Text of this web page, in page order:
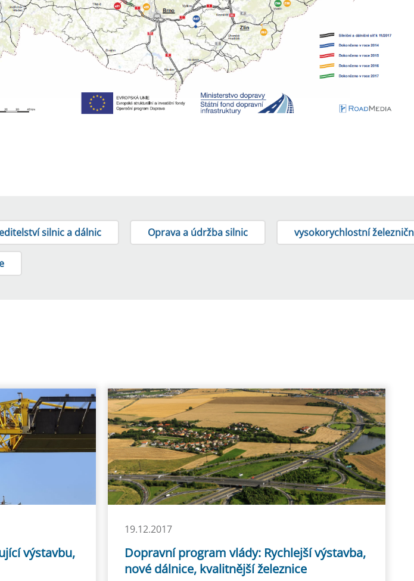
silnic a dálnic Oprava a údržba silnic vysokorychlostní
výstavbu,
19.12.2017
Dopravní program vlády: Rychlejší výstavba,
nové dálnice, kvalitnější železnice